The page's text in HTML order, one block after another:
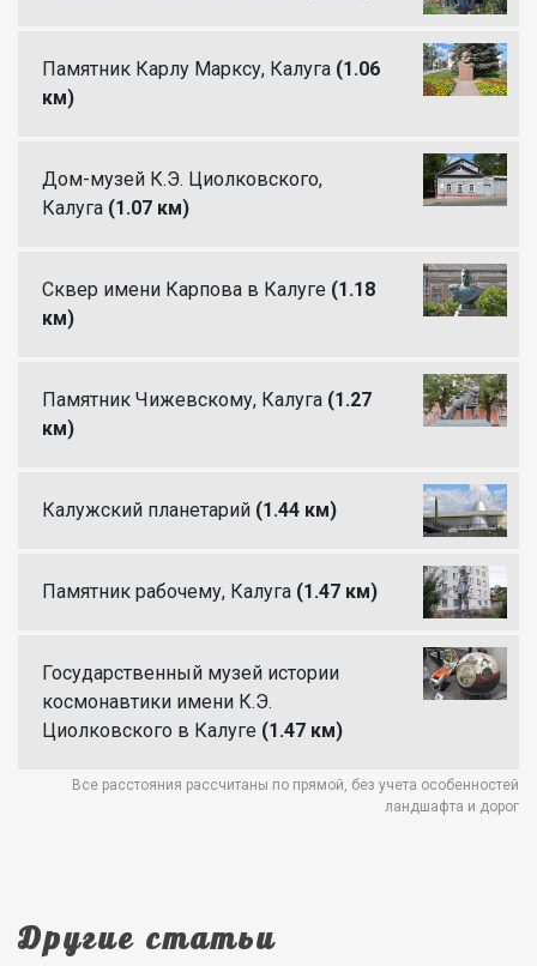
Памятник Карлу Марксу, Калуга (1.06
км)
Дом-музей К.Э. Циолковского,
Калуга (1.07 км)
Сквер имени Карпова в Калуге (1.18
км)
Памятник Чижевскому, Калуга (1.27
км)
Калужский планетарий (1.44 км)
Памятник рабочему, Калуга (1.47 км)
Государственный музей истории
космонавтики имени К.Э.
Циолковского в Калуге (1.47 км)
Все расстояния рассчитаны по прямой, без учета особенностей
ландшафта и дорог
Другие статьи